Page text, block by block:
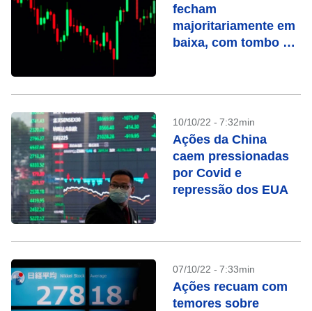
fecham
majoritariamente em
baixa, com tombo de
10/10/22 - 7:32min
Ações da China
caem pressionadas
por Covid e
repressão dos EUA
07/10/22 - 7:33min
Ações recuam com
temores sobre